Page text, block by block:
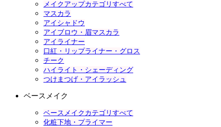
メイクアップカテゴリすべて
マスカラ
アイシャドウ
アイブロウ・眉マスカラ
アイライナー
口紅・リップライナー・グロス
チーク
ハイライト・シェーディング
つけまつげ・アイラッシュ
ベースメイク
ベースメイクカテゴリすべて
化粧下地・プライマー